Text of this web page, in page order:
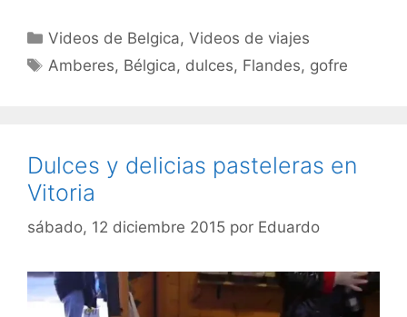
Categorías
Videos de Belgica,Videos de viajes
Etiquetas
Amberes, Bélgica, dulces, Flandes, gofre
Dulces y delicias pasteleras en
Vitoria
sábado, 12 diciembre 2015 por Eduardo